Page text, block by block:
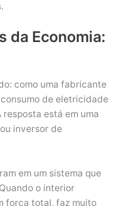
da Economia:
como uma fabricante
de eletricidade
está em uma
inversor de
em um sistema que
o interior
força total, faz muito